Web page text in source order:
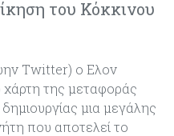
του Κόκκινου
Twitter) ο Ελον
της μεταφοράς
μια μεγάλης
που αποτελεί το